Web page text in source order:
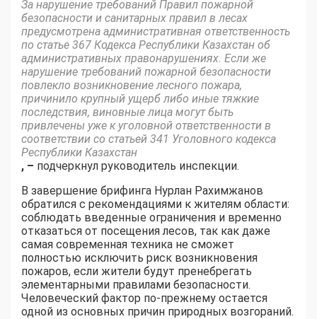
За нарушение требований Правил пожарной
безопасности и санитарных правил в лесах
предусмотрена административная ответственность
по статье 367 Кодекса Республики Казахстан об
административных правонарушениях. Если же
нарушение требований пожарной безопасности
повлекло возникновение лесного пожара,
причинило крупный ущерб либо иные тяжкие
последствия, виновные лица могут быть
привлечены уже к уголовной ответственности в
соответствии со статьей 341 Уголовного кодекса
Республики Казахстан
, – подчеркнул руководитель инспекции.
В завершение брифинга Нурлан Рахимжанов
обратился с рекомендациями к жителям области:
соблюдать введенные ограничения и временно
отказаться от посещения лесов, так как даже
самая современная техника не сможет
полностью исключить риск возникновения
пожаров, если жители будут пренебрегать
элементарными правилами безопасности.
Человеческий фактор по-прежнему остается
одной из основных причин природных возгораний.